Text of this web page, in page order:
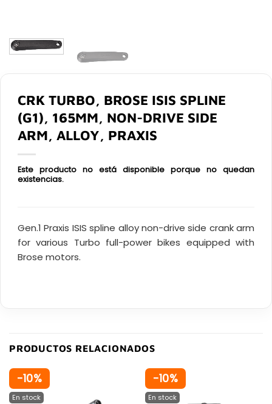
CRK TURBO, BROSE ISIS SPLINE
(G1), 165MM, NON-DRIVE SIDE
ARM, ALLOY, PRAXIS
Este producto no está disponible porque no quedan
existencias.
Gen.1 Praxis ISIS spline alloy non-drive side crank arm
for various Turbo full-power bikes equipped with
Brose motors.
PRODUCTOS RELACIONADOS
-10% -10%